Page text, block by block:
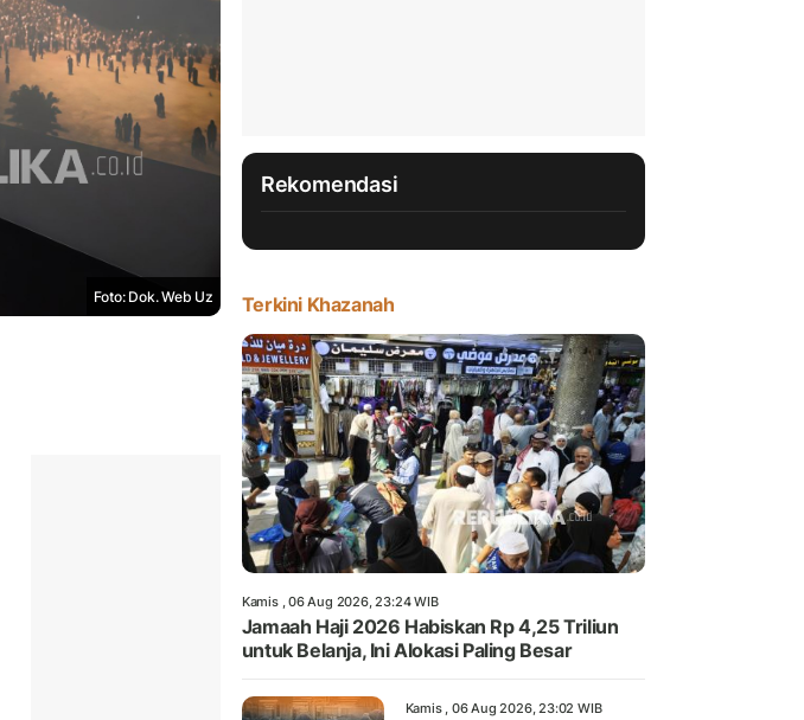
Foto: Dok. Web Uz
Rekomendasi
Terkini Khazanah
Kamis , 06 Aug 2026, 23:24 WIB
Jamaah Haji 2026 Habiskan Rp 4,25 Triliun
untuk Belanja, Ini Alokasi Paling Besar
Kamis , 06 Aug 2026, 23:02 WIB